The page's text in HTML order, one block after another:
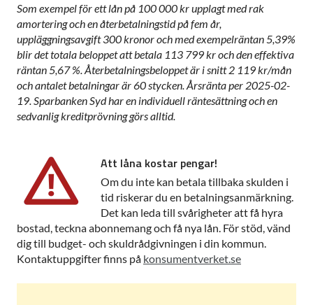
Som exempel för ett lån på 100 000 kr upplagt med rak
amortering och en återbetalningstid på fem år,
uppläggningsavgift 300 kronor och med exempelräntan 5,39%
blir det totala beloppet att betala 113 799 kr och den effektiva
räntan 5,67 %. Återbetalningsbeloppet är i snitt 2 119 kr/mån
och antalet betalningar är 60 stycken. Årsränta per 2025-02-
19. Sparbanken Syd har en individuell räntesättning och en
sedvanlig kreditprövning görs alltid.
Att låna kostar pengar!
Om du inte kan betala tillbaka skulden i
tid riskerar du en betalningsanmärkning.
Det kan leda till svårigheter att få hyra
bostad, teckna abonnemang och få nya lån. För stöd, vänd
dig till budget- och skuldrådgivningen i din kommun.
Kontaktuppgifter finns på konsumentverket.se